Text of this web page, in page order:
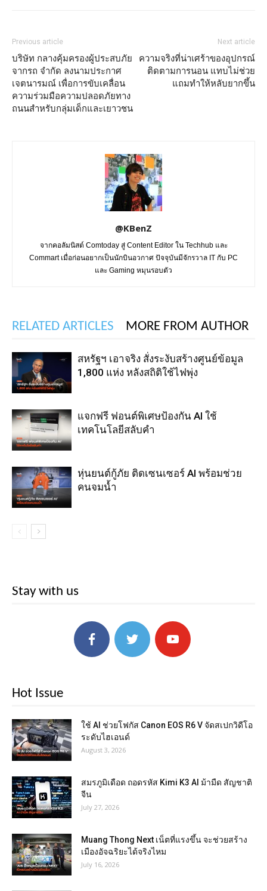
Previous article
บริษัท กลางคุ้มครองผู้ประสบภัย
จากรถ จำกัด ลงนามประกาศ
เจตนารมณ์ เพื่อการขับเคลื่อน
ความร่วมมือความปลอดภัยทาง
ถนนสำหรับกลุ่มเด็กและเยาวชน
Next article
ความจริงที่น่าเศร้าของอุปกรณ์
ติดตามการนอน แทบไม่ช่วย
แถมทำให้หลับยากขึ้น
@KBenZ
จากคอลัมนิสต์ Comtoday สู่ Content Editor ใน Techhub และ
Commart เมื่อก่อนอยากเป็นนักบินอวกาศ ปัจจุบันมีจักรวาล IT กับ PC
และ Gaming หมุนรอบตัว
RELATED ARTICLES MORE FROM AUTHOR
สหรัฐฯ เอาจริง สั่งระงับสร้างศูนย์ข้อมูล
1,800 แห่ง หลังสถิติใช้ไฟพุ่ง
แจกฟรี ฟอนต์พิเศษป้องกัน AI ใช้
เทคโนโลยีสลับคำ
หุ่นยนต์กู้ภัย ติดเซนเซอร์ AI พร้อมช่วย
คนจมน้ำ
Stay with us
Hot Issue
ใช้ AI ช่วยโฟกัส Canon EOS R6 V จัดสเปกวิดีโอ
ระดับไฮเอนด์
August 3, 2026
สมรภูมิเดือด ถอดรหัส Kimi K3 AI ม้ามืด สัญชาติ
จีน
July 27, 2026
Muang Thong Next เน็ตที่แรงขึ้น จะช่วยสร้าง
เมืองอัจฉริยะได้จริงไหม
July 16, 2026